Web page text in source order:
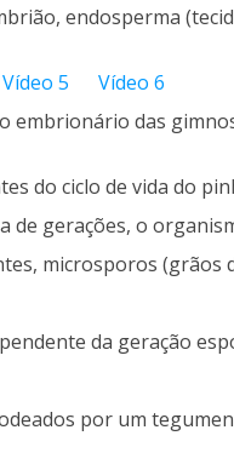
endosperma
Vídeo 5
Vídeo 6
embrionário das
do ciclo de vida do
de gerações, o
microsporos
da geração
por um